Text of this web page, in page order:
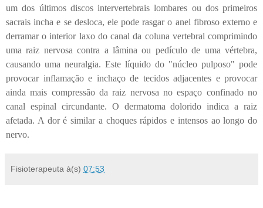
um dos últimos discos intervertebrais lombares ou dos primeiros
sacrais incha e se desloca, ele pode rasgar o anel fibroso externo e
derramar o interior laxo do canal da coluna vertebral comprimindo
uma raiz nervosa contra a lâmina ou pedículo de uma vértebra,
causando uma neuralgia. Este líquido do "núcleo pulposo" pode
provocar inflamação e inchaço de tecidos adjacentes e provocar
ainda mais compressão da raiz nervosa no espaço confinado no
canal espinal circundante. O dermatoma dolorido indica a raiz
afetada. A dor é similar a choques rápidos e intensos ao longo do
nervo.
Fisioterapeuta à(s) 07:53